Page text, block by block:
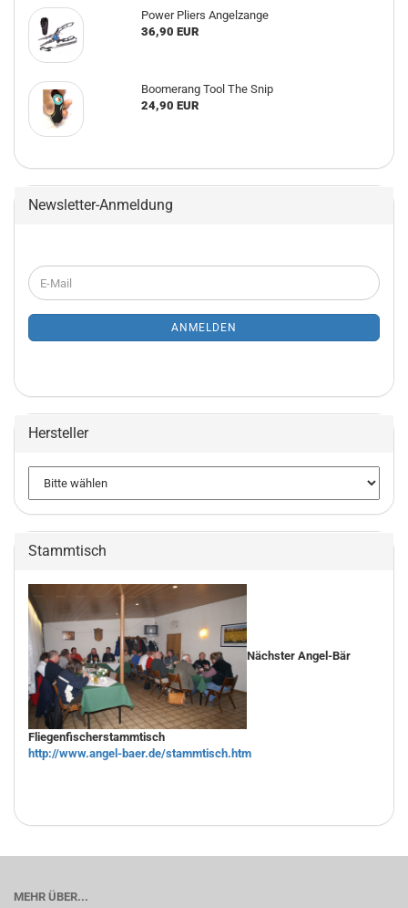
Power Pliers Angelzange
36,90 EUR
Boomerang Tool The Snip
24,90 EUR
Newsletter-Anmeldung
WEITER
ZUR
ANMELDUNG
E-
Mail
ANMELDEN
Hersteller
Stammtisch
Nächster Angel-Bär
Fliegenfischerstammtisch
http://www.angel-baer.de/stammtisch.htm
MEHR ÜBER...